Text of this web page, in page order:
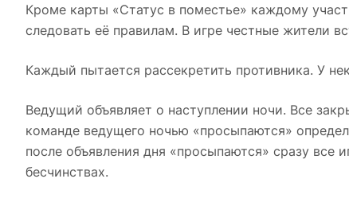
Кроме карты «Статус в поместье» каждому
следовать её правилам. В игре честные жители
Каждый пытается рассекретить противника. У
Ведущий объявляет о наступлении ночи. Все
команде ведущего ночью «просыпаются»
после объявления дня «просыпаются» сразу
бесчинствах.